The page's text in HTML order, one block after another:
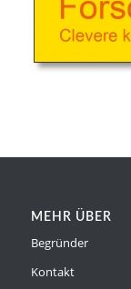
MEHR ÜBER
Begründer
Kontakt